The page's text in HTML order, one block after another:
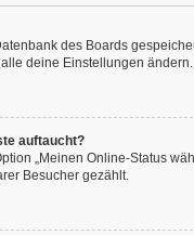
des Boards
deine Einstellungen ändern.
auftaucht?
„Meinen Online-Status
Besucher gezählt.